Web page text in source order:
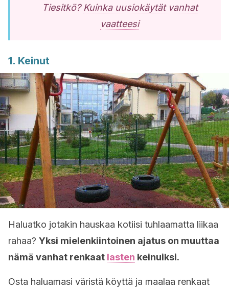
Tiesitkö? Kuinka uusiokäytät vanhat
vaatteesi
1. Keinut
Haluatko jotakin hauskaa kotiisi tuhlaamatta liikaa
rahaa? Yksi mielenkiintoinen ajatus on muuttaa
nämä vanhat renkaat lasten keinuiksi.
Osta haluamasi väristä köyttä ja maalaa renkaat